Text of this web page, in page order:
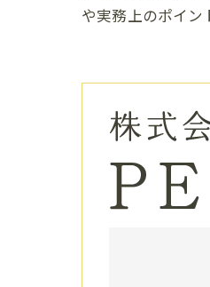
や実務上のポイ